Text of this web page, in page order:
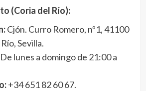
(Coria del Río):
Cjón. Curro Romero, nº1, 41100
Sevilla.
lunes a domingo de 21:00 a
+34 651 82 60 67.